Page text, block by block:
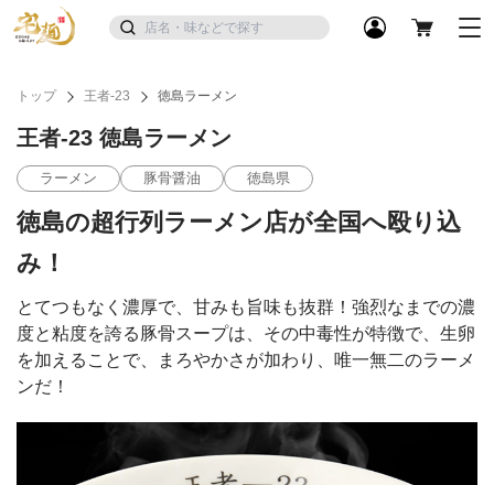
トップ 王者-23 徳島ラーメン
王者-23 徳島ラーメン
ラーメン 豚骨醤油 徳島県
徳島の超行列ラーメン店が全国へ殴り込
み！
とてつもなく濃厚で、甘みも旨味も抜群！強烈なまでの濃
度と粘度を誇る豚骨スープは、その中毒性が特徴で、生卵
を加えることで、まろやかさが加わり、唯一無二のラーメ
ンだ！